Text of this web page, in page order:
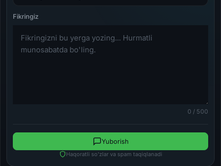
0 / 500
Haqoratli so'zlar va spam taqiqlanadi
Yuborish